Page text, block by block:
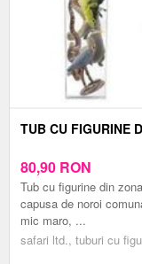
TUB CU FIGURINE
80,90 RON
Tub cu figurine din
capusa de noroi
mic maro, ...
safari ltd., tuburi cu